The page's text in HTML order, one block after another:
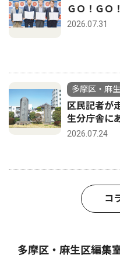
ＧＯ！ＧＯ
2026.07.31
多摩区・麻
区民記者
生分庁舎に
2026.07.24
コ
多摩区・麻生区編集